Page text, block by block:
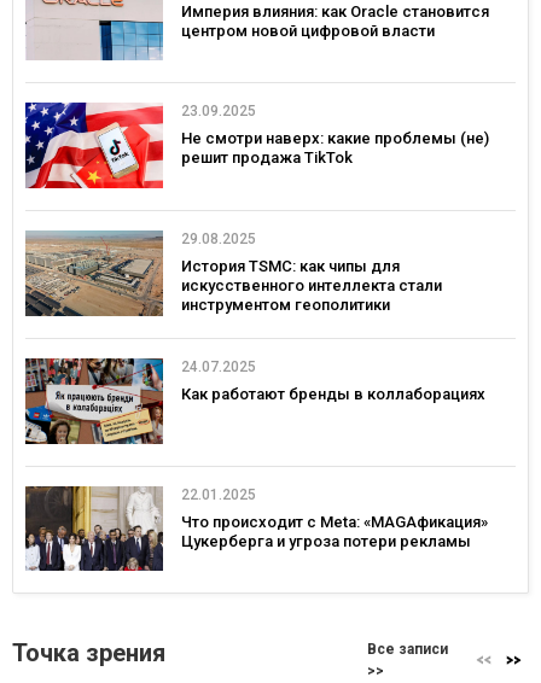
Империя влияния: как Oracle становится
центром новой цифровой власти
23.09.2025
Не смотри наверх: какие проблемы (не)
решит продажа TikTok
29.08.2025
История TSMC: как чипы для
искусственного интеллекта стали
инструментом геополитики
24.07.2025
Как работают бренды в коллаборациях
22.01.2025
Что происходит с Meta: «MAGAфикация»
Цукерберга и угроза потери рекламы
Точка зрения
Все записи
>>